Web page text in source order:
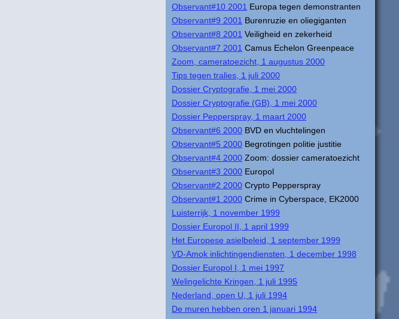
Observant#10 2001 Europa tegen demonstranten
Observant#9 2001 Burenruzie en oliegiganten
Observant#8 2001 Veiligheid en zekerheid
Observant#7 2001 Camus Echelon Greenpeace
Zoom, cameratoezicht, 1 augustus 2000
Tips tegen tralies, 1 juli 2000
Dossier Cryptografie, 1 mei 2000
Dossier Cryptografie (GB), 1 mei 2000
Dossier Pepperspray, 1 maart 2000
Observant#6 2000 BVD en vluchtelingen
Observant#5 2000 Begrotingen politie justitie
Observant#4 2000 Zoom: dossier cameratoezicht
Observant#3 2000 Europol
Observant#2 2000 Crypto Pepperspray
Observant#1 2000 Crime in Cyberspace, EK2000
Luisterrijk, 1 november 1999
Dossier Europol II, 1 april 1999
Het Europese asielbeleid, 1 september 1999
VD-Amok inlichtingendiensten, 1 december 1998
Dossier Europol I, 1 mei 1997
Welingelichte Kringen, 1 juli 1995
Nederland, open U, 1 juli 1994
De muren hebben oren 1 januari 1994